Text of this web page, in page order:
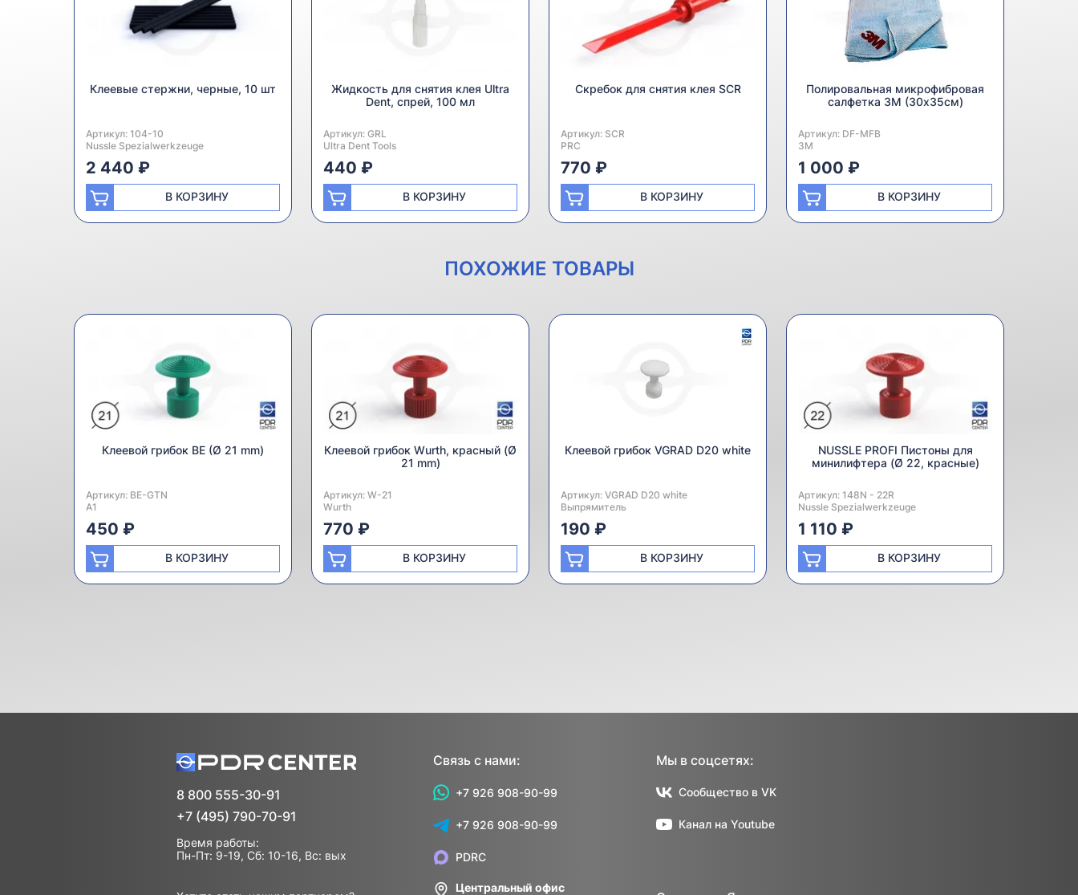
Клеевые стержни, черные, 10 шт
Артикул: 104-10
Производитель:
Nussle Spezialwerkzeuge
2 440 ₽
В КОРЗИНУ
Жидкость для снятия клея Ultra
Dent, спрей, 100 мл
Артикул: GRL
Производитель:
Ultra Dent Tools
440 ₽
В КОРЗИНУ
Скребок для снятия клея SCR
Артикул: SCR
Производитель:
PRC
770 ₽
В КОРЗИНУ
Полировальная микрофибровая
салфетка 3M (30х35см)
Артикул: DF-MFB
Производитель:
3M
1 000 ₽
В КОРЗИНУ
ПОХОЖИЕ ТОВАРЫ
Клеевой грибок BE (Ø 21 mm)
Артикул: BE-GTN
Производитель:
A1
450 ₽
В КОРЗИНУ
Клеевой грибок Wurth, красный (Ø
21 mm)
Артикул: W-21
Производитель:
Wurth
770 ₽
В КОРЗИНУ
Клеевой грибок VGRAD D20 white
Артикул: VGRAD D20 white
Производитель:
Выпрямитель
190 ₽
В КОРЗИНУ
NUSSLE PROFI Пистоны для
минилифтера (Ø 22, красные)
Артикул: 148N - 22R
Производитель:
Nussle Spezialwerkzeuge
1 110 ₽
В КОРЗИНУ
8 800 555-30-91
+7 (495) 790-70-91
Время работы:
Пн-Пт: 9-19, Сб: 10-16, Вс: вых
Связь с нами:
+7 926 908-90-99
+7 926 908-90-99
Центральный офис
PDRC
Мы в соцсетях:
Сообщество в VK
Канал на Youtube